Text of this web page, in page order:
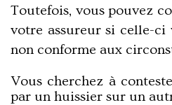
Toutefois, vous pouvez
votre assureur si celle-
non conforme aux
Vous cherchez à
par un huissier sur un